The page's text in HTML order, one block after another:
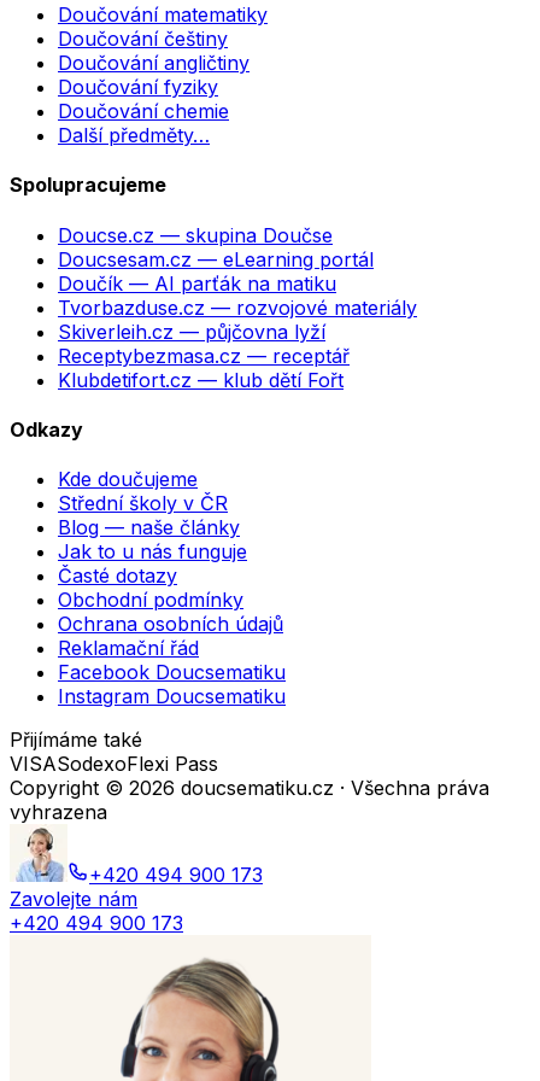
Doučování matematiky
Doučování češtiny
Doučování angličtiny
Doučování fyziky
Doučování chemie
Další předměty…
Spolupracujeme
Doucse.cz — skupina Doučse
Doucsesam.cz — eLearning portál
Doučík — AI parťák na matiku
Tvorbazduse.cz — rozvojové materiály
Skiverleih.cz — půjčovna lyží
Receptybezmasa.cz — receptář
Klubdetifort.cz — klub dětí Fořt
Odkazy
Kde doučujeme
Střední školy v ČR
Blog — naše články
Jak to u nás funguje
Časté dotazy
Obchodní podmínky
Ochrana osobních údajů
Reklamační řád
Facebook Doucsematiku
Instagram Doucsematiku
Přijímáme také
VISASodexoFlexi Pass
Copyright © 2026 doucsematiku.cz · Všechna práva
vyhrazena
+420 494 900 173
Zavolejte nám
+420 494 900 173